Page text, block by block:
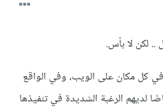
.. لكن لا بأس.
في كل مكان على الويب، وفي الواقع
لديهم الرغبة الشديدة في تنفيذها